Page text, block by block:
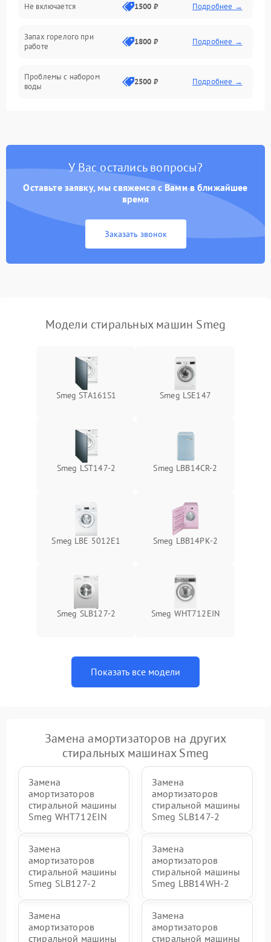
Не включается 1500 ₽ Подробнее →
Запах горелого при
работе
1800 ₽ Подробнее →
Проблемы с набором
воды
2500 ₽ Подробнее →
Замена платы управления 2200 ₽ Подробнее →
У Вас остались вопросы?
Оставьте заявку, мы свяжемся с Вами в ближайшее
время
Заказать звонок
Модели стиральных машин Smeg
Smeg STA161S1 Smeg LSE147
Smeg LST147-2 Smeg LBB14CR-2
Smeg LBE 5012E1 Smeg LBB14PK-2
Smeg SLB127-2 Smeg WHT712EIN
Показать все модели
Замена амортизаторов на других
стиральных машинах Smeg
Замена
амортизаторов
стиральной машины
Smeg WHT712EIN
Замена
амортизаторов
стиральной машины
Smeg SLB147-2
Замена
амортизаторов
стиральной машины
Smeg SLB127-2
Замена
амортизаторов
стиральной машины
Smeg LBB14WH-2
Замена
амортизаторов
стиральной машины
Замена
амортизаторов
стиральной машины